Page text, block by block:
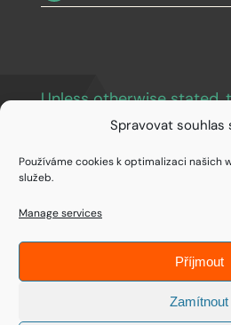
Spravovat souhlas
Používáme cookies k optimalizaci našich
služeb.
Manage services
Příjmout
Zamítnout
Unless otherwise stated,
and images are licensed
© Copyright 1994 - 2026